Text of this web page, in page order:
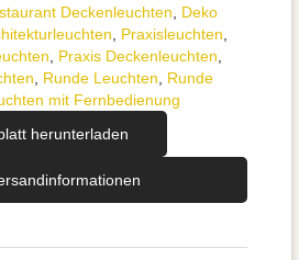
Deckenleuchten
Deko
Praxisleuchten
Praxis Deckenleuchten
Runde Leuchten
Runde
mit Fernbedienung
herunterladen